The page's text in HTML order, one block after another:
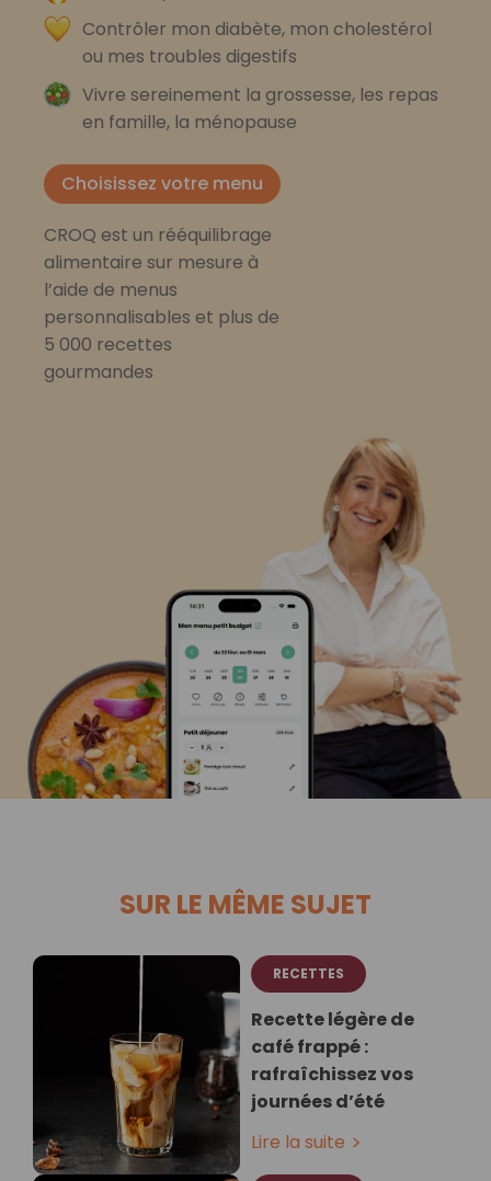
Contrôler mon diabète, mon cholestérol
ou mes troubles digestifs
Vivre sereinement la grossesse, les repas
en famille, la ménopause
Choisissez votre menu
CROQ est un rééquilibrage
alimentaire sur mesure à
l’aide de menus
personnalisables et plus de
5 000 recettes
gourmandes
SUR LE MÊME SUJET
RECETTES
Recette légère de
café frappé :
rafraîchissez vos
journées d’été
Lire la suite